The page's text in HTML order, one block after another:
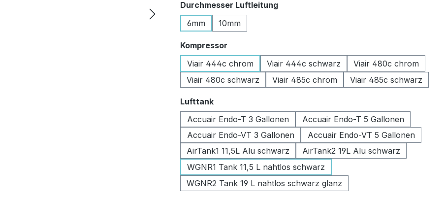
Durchmesser Luftleitungauswählen
6mm
10mm
Kompressor
Viair 444c chrom
Viair 444c schwarz
Viair 480c chrom
Viair 480c schwarz
Viair 485c chrom Viair 485c schwarz
Lufttankauswählen
Accuair Endo-T 3 Gallonen
Accuair Endo-T 5 Gallonen
Accuair Endo-VT 3 Gallonen
Accuair Endo-VT 5 Gallonen
AirTank1 11,5L Alu schwarz
AirTank2 19L Alu schwarz
WGNR1 Tank 11,5 L nahtlos schwarz
WGNR2 Tank 19 L nahtlos schwarz glanz